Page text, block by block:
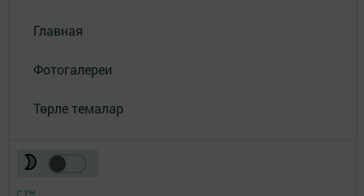
Главная
Фотогалереи
Төрле темалар